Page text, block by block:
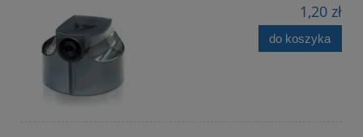
1,20 zł
do koszyka